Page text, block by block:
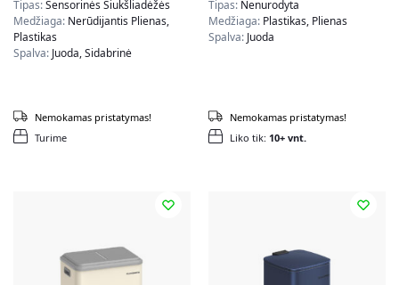
Tipas:Sensorinės Šiukšliadėžės
Medžiaga: Nerūdijantis Plienas,
Plastikas
Spalva: Juoda, Sidabrinė
Turime
Nemokamas pristatymas!
Tipas: Nenurodyta
Medžiaga: Plastikas, Plienas
Spalva: Juoda
Liko tik: 10+ vnt.
Nemokamas pristatymas!